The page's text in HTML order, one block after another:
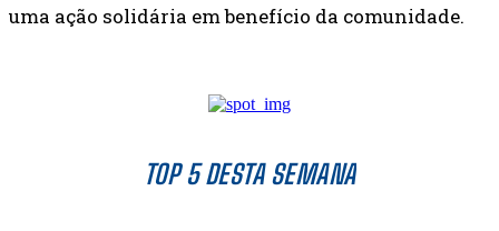
TOP 5 DESTA SEMANA
uma ação solidária em benefício da comunidade.